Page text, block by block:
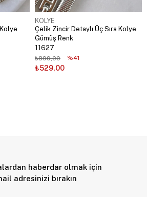
KOLYE
Çelik Zincir Detaylı Üç Sıra Kolye
Gümüş Renk
11627
₺529,00
₺899,00 %41
haberdar olmak için
adresinizi bırakın